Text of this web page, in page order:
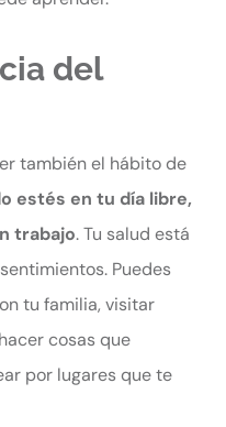
del
también el hábito de
estés en tu día libre,
trabajo. Tu salud está
Puedes
tu familia, visitar
cosas que
por lugares que te